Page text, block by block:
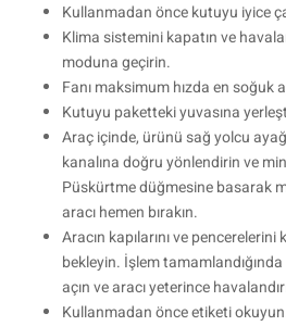
Kullanmadan önce kutuyu iyice
Klima sistemini kapatın ve
moduna geçirin.
Fanı maksimum hızda en soğuk
Kutuyu paketteki yuvasına
Araç içinde, ürünü sağ yolcu
kanalına doğru yönlendirin ve
Püskürtme düğmesine basarak
aracı hemen bırakın.
Aracın kapılarını ve
bekleyin. İşlem
açın ve aracı yeterince
Kullanmadan önce etiketi